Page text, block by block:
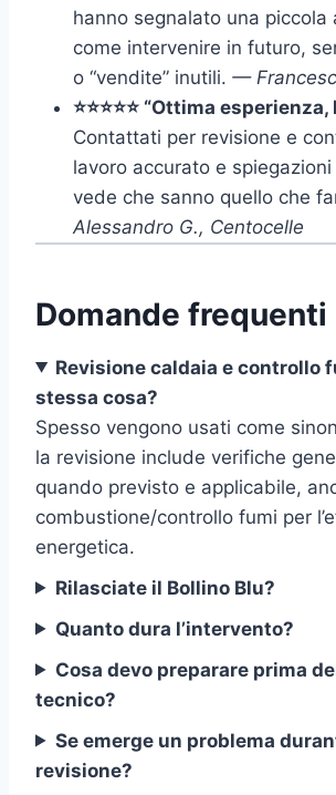
hanno segnalato una piccola
come intervenire in futuro,
o “vendite” inutili. —
⭐⭐⭐⭐⭐ “Ottima
Contattati per revisione e
lavoro accurato e spiegazioni
vede che sanno quello che
Alessandro G., Centocelle
Domande frequenti
Revisione caldaia e controllo
stessa cosa?
Spesso vengono usati come
la revisione include verifiche
quando previsto e applicabile,
combustione/controllo fumi per
energetica.
Rilasciate il Bollino Blu?
Quanto dura l’intervento?
Cosa devo preparare prima
tecnico?
Se emerge un problema
revisione?